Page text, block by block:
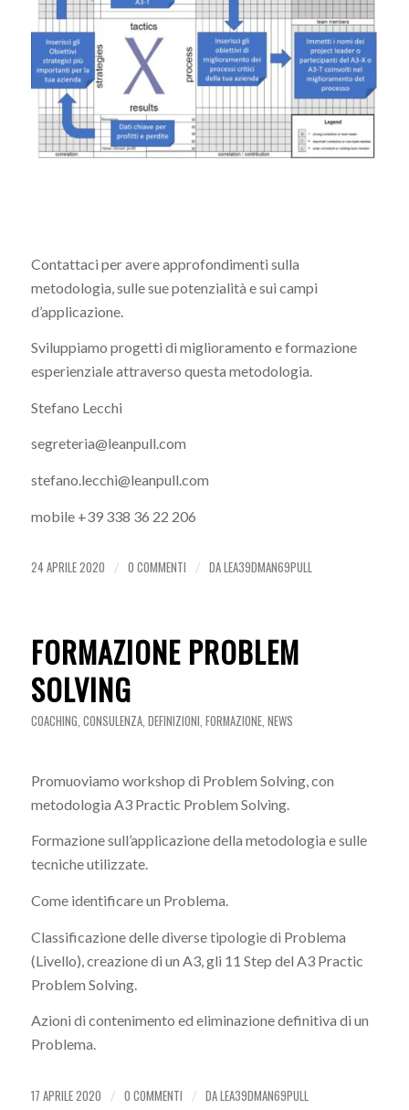
Contattaci per avere approfondimenti sulla
metodologia, sulle sue potenzialità e sui campi
d’applicazione.
Sviluppiamo progetti di miglioramento e formazione
esperienziale attraverso questa metodologia.
Stefano Lecchi
segreteria@leanpull.com
stefano.lecchi@leanpull.com
mobile +39 338 36 22 206
24 APRILE 2020 / 0 COMMENTI / DALEA39DMAN69PULL
FORMAZIONE PROBLEM
SOLVING
COACHING, CONSULENZA, DEFINIZIONI, FORMAZIONE, NEWS
Promuoviamo workshop di Problem Solving, con
metodologia A3 Practic Problem Solving.
Formazione sull’applicazione della metodologia e sulle
tecniche utilizzate.
Come identificare un Problema.
Classificazione delle diverse tipologie di Problema
(Livello), creazione di un A3, gli 11 Step del A3 Practic
Problem Solving.
Azioni di contenimento ed eliminazione definitiva di un
Problema.
17 APRILE 2020 / 0 COMMENTI / DALEA39DMAN69PULL